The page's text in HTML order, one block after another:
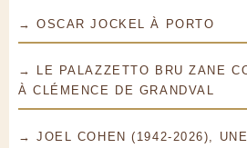
→ OSCAR JOCKEL À PORTO
→ LE PALAZZETTO BRU ZANE
À CLÉMENCE DE GRANDVAL
→ JOEL COHEN (1942-2026),